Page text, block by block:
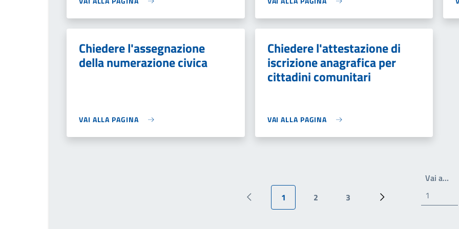
Chiedere l'assegnazione
della numerazione civica
VAI ALLA PAGINA
Chiedere l'attestazione di
iscrizione anagrafica per
cittadini comunitari
VAI ALLA PAGINA
Pagina precedente
Pagina attuale
1
Pagina
2
Pagina
3
Prossima pagina
Vai a…